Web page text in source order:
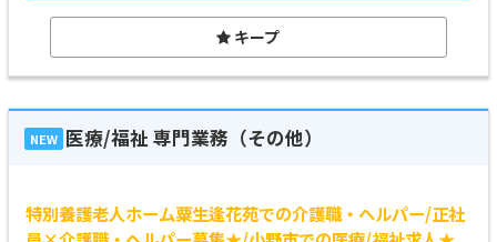
キープ
NEW 医療/福祉 専門業務（その他）
特別養護老人ホーム粟生逢花苑での介護職・ヘルパー/正社